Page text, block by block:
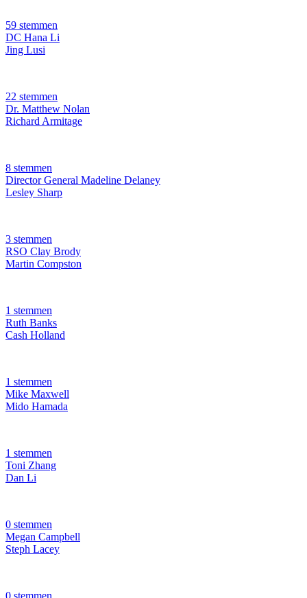
59 stemmen
DC Hana Li
Jing Lusi
22 stemmen
Dr. Matthew Nolan
Richard Armitage
8 stemmen
Director General Madeline Delaney
Lesley Sharp
3 stemmen
RSO Clay Brody
Martin Compston
1 stemmen
Ruth Banks
Cash Holland
1 stemmen
Mike Maxwell
Mido Hamada
1 stemmen
Toni Zhang
Dan Li
0 stemmen
Megan Campbell
Steph Lacey